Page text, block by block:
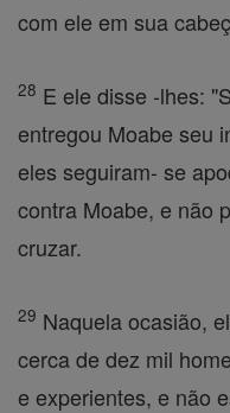
com ele em sua
28 E ele disse -lhes:
entregou Moabe seu
eles seguiram- se
contra Moabe, e não
cruzar.
29 Naquela ocasião,
cerca de dez mil
e experientes, e não